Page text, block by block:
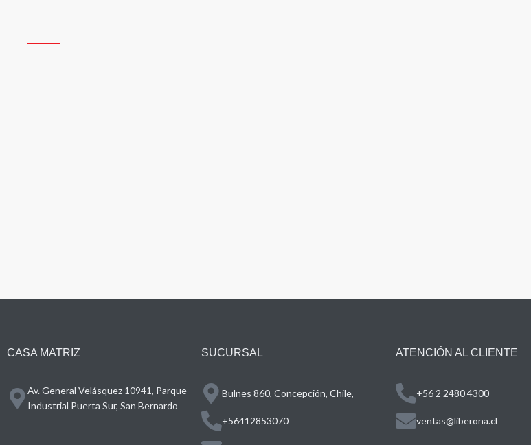
CASA MATRIZ
Av. General Velásquez 10941, Parque
Industrial Puerta Sur, San Bernardo
SUCURSAL
Bulnes 860, Concepción, Chile,
+56412853070
ATENCIÓN AL CLIENTE
+56 2 2480 4300
ventas@liberona.cl